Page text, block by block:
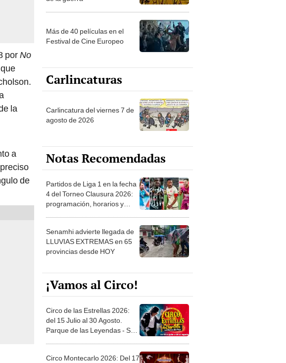
porNo
la
a
de
Más de 40 películas en el
Festival de Cine Europeo
Carlincaturas
Carlincatura del viernes 7 de
agosto de 2026
Notas Recomendadas
Partidos de Liga 1 en la fecha
4 del Torneo Clausura 2026:
programación, horarios y
Senamhi advierte llegada de
LLUVIAS EXTREMAS en 65
provincias desde HOY
¡Vamos al Circo!
Circo de las Estrellas 2026:
del 15 Julio al 30 Agosto.
Parque de las Leyendas - San
Circo Montecarlo 2026: Del 17